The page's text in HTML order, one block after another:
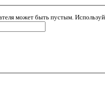
может быть пустым.